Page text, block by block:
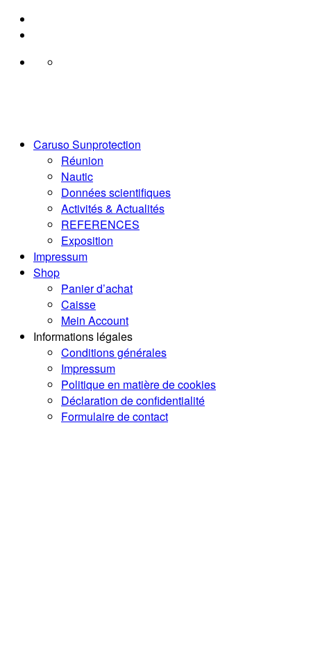
Passer
Caruso Sunprotection
Réunion
Nautic
Données scientifiques
Activités & Actualités
REFERENCES
Exposition
Impressum
Shop
Panier d’achat
Caisse
Mein Account
Informations légales
Conditions générales
Impressum
Politique en matière de cookies
Déclaration de confidentialité
Formulaire de contact